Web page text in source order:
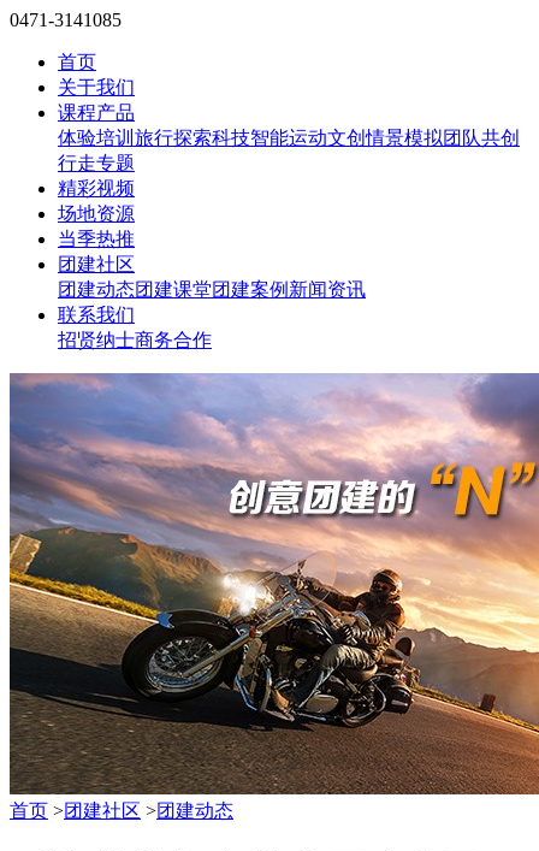
0471-3141085
首页
关于我们
课程产品
体验培训 旅行探索科技智能运动文创情景模拟团队共创
行走专题
精彩视频
场地资源
当季热推
团建社区
团建动态团建课堂团建案例 新闻资讯
联系我们
招贤纳士商务合作
首页 >团建社区 >团建动态